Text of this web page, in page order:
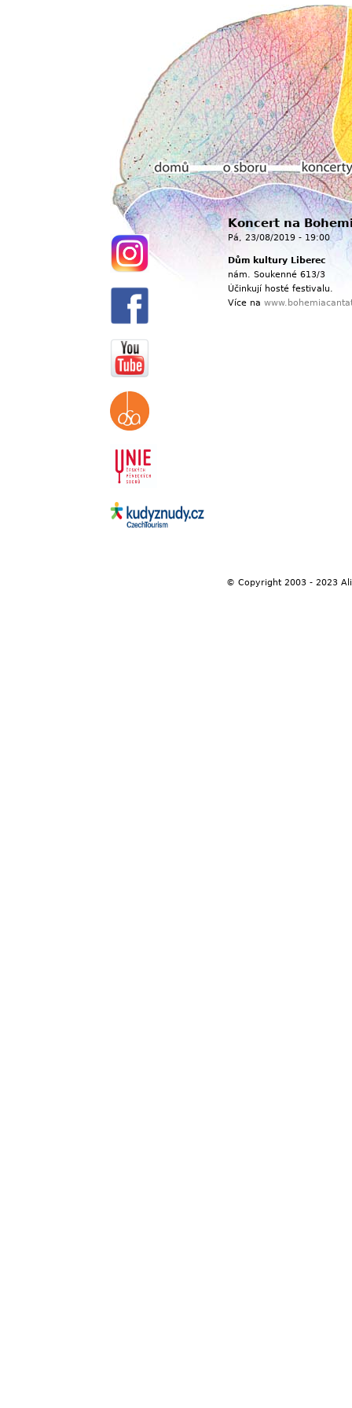
Koncert na
Pá, 23/08/2019 - 19:00
Dům kultury Liberec
nám. Soukenné 613/3
Účinkují hosté festivalu.
Více na
Hlavní menu
Domů O sboru Koncerty
© Copyright 2003 - 2023